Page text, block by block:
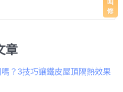
章
？3技巧讓鐵皮屋頂隔熱效果